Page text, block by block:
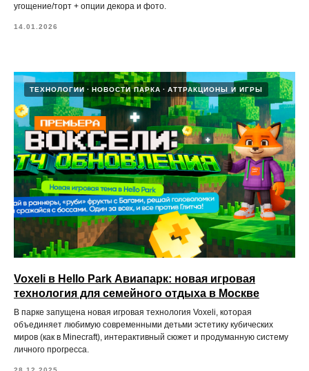
угощение/торт + опции декора и фото.
14.01.2026
ТЕХНОЛОГИИ НОВОСТИ ПАРКА АТТРАКЦИОНЫ И ИГРЫ
Voxeli в Hello Park Авиапарк: новая игровая
технология для семейного отдыха в Москве
В парке запущена новая игровая технология Voxeli, которая
объединяет любимую современными детьми эстетику кубических
миров (как в Minecraft), интерактивный сюжет и продуманную систему
личного прогресса.
e-mail:aviapark@hello-park.ru